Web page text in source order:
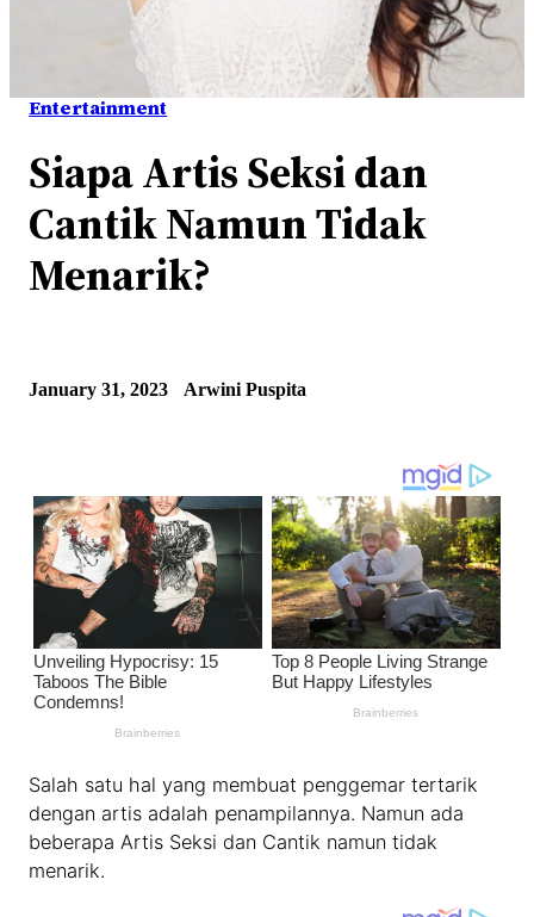
Entertainment
Siapa Artis Seksi dan
Cantik Namun Tidak
Menarik?
January 31, 2023 Arwini Puspita
Salah satu hal yang membuat penggemar tertarik
dengan artis adalah penampilannya. Namun ada
beberapa Artis Seksi dan Cantik namun tidak
menarik.